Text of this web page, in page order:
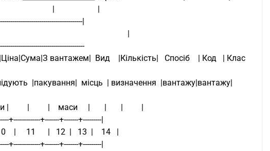
держ. N                                            |                     |
|
|
вантажем|  Вид    |Кількість|   Спосіб    | Код   | Клас
|пакування|  місць  | визначення  |вантажу|вантажу|
|         |         |    маси     |       |       |         |
+-------------+-------+-------+---------|
|     11      |   12  |   13  |    14   |
+-------------+-------+-------+---------|